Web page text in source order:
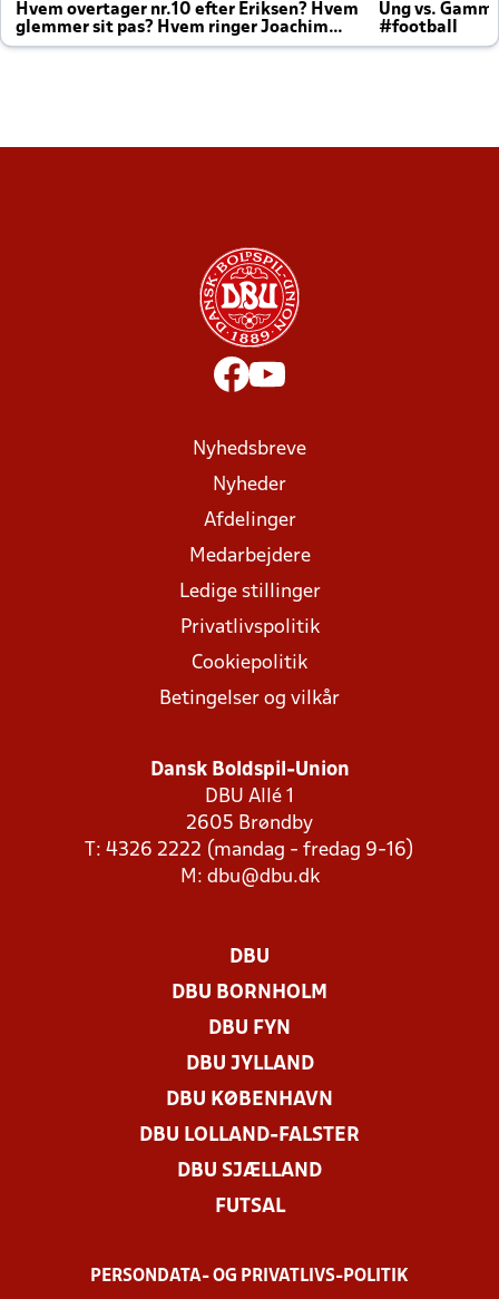
Hvem overtager nr.10 efter Eriksen? Hvem
glemmer sit pas? Hvem ringer Joachim
altid til efter kampe?
Ung vs.
#football
Nyhedsbreve
Nyheder
Afdelinger
Medarbejdere
Ledige stillinger
Privatlivspolitik
Cookiepolitik
Betingelser og vilkår
Dansk Boldspil-Union
DBU Allé 1
2605 Brøndby
T: 4326 2222 (mandag - fredag 9-16)
M: dbu@dbu.dk
DBU
DBU BORNHOLM
DBU FYN
DBU JYLLAND
DBU KØBENHAVN
DBU LOLLAND-FALSTER
DBU SJÆLLAND
FUTSAL
PERSONDATA- OG PRIVATLIVS-POLITIK